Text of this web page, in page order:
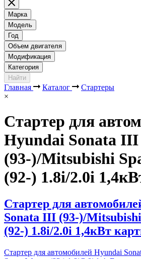
Марка
Модель
Год
Объем двигателя
Модификация
Категория
Найти
Главная Каталог
Стартеры
×
Стартер для
Hyundai Sonata III
(93-)/Mitsubishi
(92-) 1.8i/2.0i
Стартер для
Sonata III (93-)/
(92-) 1.8i/2.0i 1,4кВт
Стартер для автомобилей Hyundai